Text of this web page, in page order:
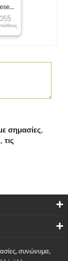
σημασίες,
συνώνυμα,